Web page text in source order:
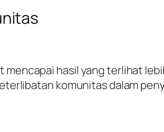
hasil yang terlihat
komunitas dalam